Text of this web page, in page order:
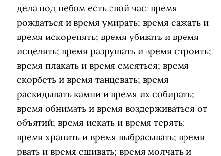
дела под небом есть свой час: время
рождаться и время умирать; время сажать и
время искоренять; время убивать и время
исцелять; время разрушать и время строить;
время плакать и время смеяться; время
скорбеть и время танцевать; время
раскидывать камни и время их собирать;
время обнимать и время воздерживаться от
объятий; время искать и время терять;
время хранить и время выбрасывать; время
рвать и время сшивать; время молчать и